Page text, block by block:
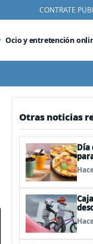
CONTRATE
Ocio y entretención
Otras noticias
Día